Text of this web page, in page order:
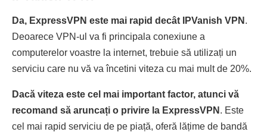
Da, ExpressVPN este mai rapid decât IPVanish VPN .
Deoarece VPN-ul va fi principala conexiune a
computerelor voastre la internet, trebuie să utilizați un
serviciu care nu vă va încetini viteza cu mai mult de 20%.
Dacă viteza este cel mai important factor, atunci vă
recomand să aruncați o privire la ExpressVPN . Este
cel mai rapid serviciu de pe piață, oferă lățime de bandă